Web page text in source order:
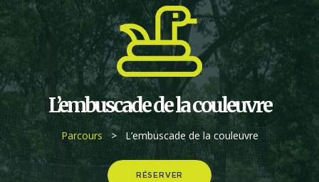
L’embuscade de la couleuvre
Parcours > L’embuscade de la couleuvre
RÉSERVER